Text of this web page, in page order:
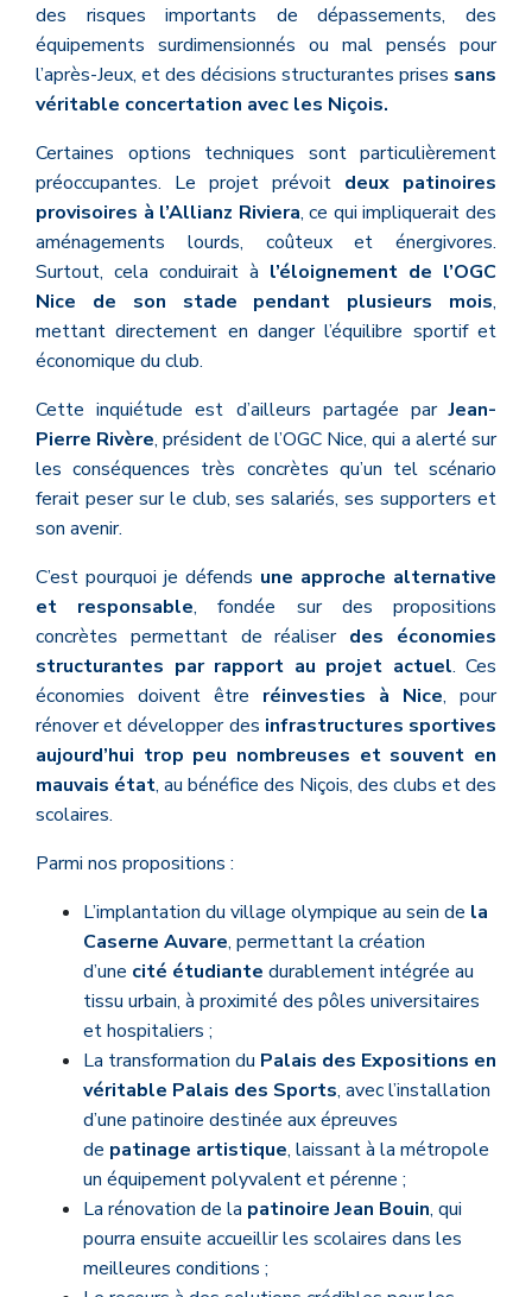
des risques importants de dépassements, des
équipements surdimensionnés ou mal pensés pour
l’après-Jeux, et des décisions structurantes prises sans
véritable concertation avec les Niçois.
Certaines options techniques sont particulièrement
préoccupantes. Le projet prévoit deux patinoires
provisoires à l’Allianz Riviera, ce qui impliquerait des
aménagements lourds, coûteux et énergivores.
Surtout, cela conduirait à l’éloignement de l’OGC
Nice de son stade pendant plusieurs mois,
mettant directement en danger l’équilibre sportif et
économique du club.
Cette inquiétude est d’ailleurs partagée parJean-
Pierre Rivère, président de l’OGC Nice, qui a alerté sur
les conséquences très concrètes qu’un tel scénario
ferait peser sur le club, ses salariés, ses supporters et
son avenir.
C’est pourquoi je défends une approche alternative
et responsable, fondée sur des propositions
concrètes permettant de réaliser des économies
structurantes par rapport au projet actuel. Ces
économies doivent être réinvesties à Nice, pour
rénover et développer des infrastructures sportives
aujourd’hui trop peu nombreuses et souvent en
mauvais état, au bénéfice des Niçois, des clubs et des
scolaires.
Parmi nos propositions :
L’implantation du village olympique au sein de la
Caserne Auvare, permettant la création
d’une cité étudiante durablement intégrée au
tissu urbain, à proximité des pôles universitaires
et hospitaliers ;
La transformation du Palais des Expositions en
véritable Palais des Sports, avec l’installation
d’une patinoire destinée aux épreuves
de patinage artistique, laissant à la métropole
un équipement polyvalent et pérenne ;
La rénovation de la patinoire Jean Bouin, qui
pourra ensuite accueillir les scolaires dans les
meilleures conditions ;